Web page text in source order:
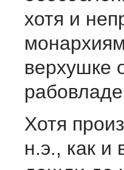
хотя и
верхушке
Хотя
н.э., как и